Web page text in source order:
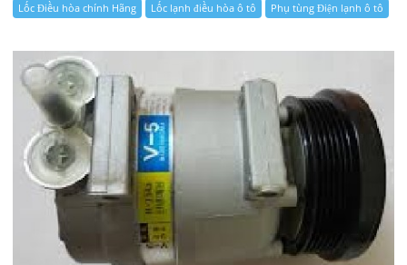
Lốc Điều hòa chính Hãng Lốc lạnh điều hòa ô tô Phụ tùng Điện lạnh ô tô